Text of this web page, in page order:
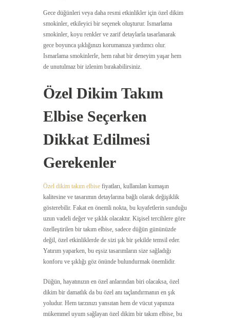
Gece düğünleri veya daha resmi etkinlikler için özel dikim
smokinler, etkileyici bir seçenek oluşturur. Ismarlama
smokinler, koyu renkler ve zarif detaylarla tasarlanarak
gece boyunca şıklığınızı korumanıza yardımcı olur.
Ismarlama smokinlerle, hem rahat bir deneyim yaşar hem
de unutulmaz bir izlenim bırakabilirsiniz.
Özel Dikim Takım
Elbise Seçerken
Dikkat Edilmesi
Gerekenler
Özel dikim takım elbise fiyatları, kullanılan kumaşın
kalitesine ve tasarımın detaylarına bağlı olarak değişiklik
gösterebilir. Fakat en önemli nokta, bu kıyafetlerin sunduğu
uzun vadeli değer ve şıklık olacaktır. Kişisel tercihlere göre
özelleştirilen bir takım elbise, sadece düğün gününüzde
değil, özel etkinliklerde de sizi şık bir şekilde temsil eder.
Yatırım yaparken, bu eşsiz tasarımların size sağladığı
konforu ve şıklığı göz önünde bulundurmak önemlidir.
Düğün, hayatınızın en özel anlarından biri olacaksa, özel
dikim bir damatlık da bu özel anı taçlandırmanın en şık
yoludur. Hem tarzınızı yansıtan hem de vücut yapınıza
mükemmel uyum sağlayan özel dikim bir takım elbise, bu